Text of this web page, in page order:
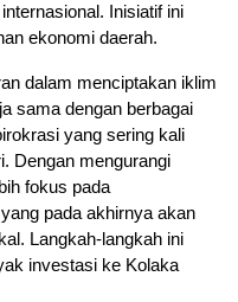
Inisiatif ini
ekonomi daerah.
dalam menciptakan iklim
sama dengan berbagai
yang sering kali
Dengan mengurangi
fokus pada
pada akhirnya akan
Langkah-langkah ini
investasi ke Kolaka